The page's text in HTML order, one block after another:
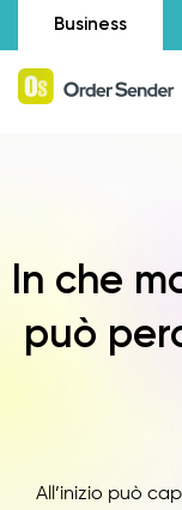
Business
In che
può
All’inizio può